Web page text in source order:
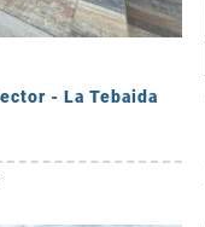
- La Tebaida